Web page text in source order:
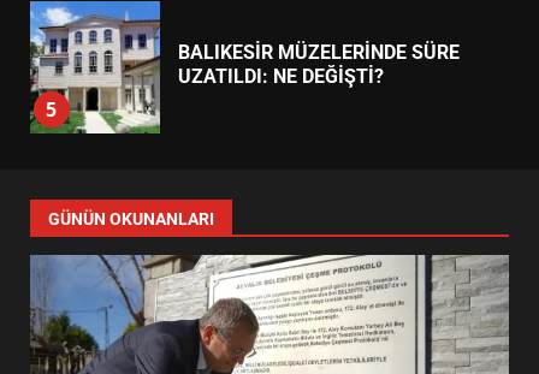
5
BALIKESİR MÜZELERİNDE SÜRE
UZATILDI: NE DEĞİŞTİ?
6
TURNUVASI KAYITLARI NEYİ
DEĞİŞTİRİYOR?
BURHANİYE BELEDİYESPOR’DA
YENİ YÖNETİM NASIL
GÜNÜN OKUNANLARI